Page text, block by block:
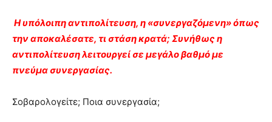
Η υπόλοιπη αντιπολίτευση, η «συνεργαζόμενη» όπως
την αποκαλέσατε, τι στάση κρατά; Συνήθως η
αντιπολίτευση λειτουργεί σε μεγάλο βαθμό με
πνεύμα συνεργασίας.
Σοβαρολογείτε; Ποια συνεργασία;